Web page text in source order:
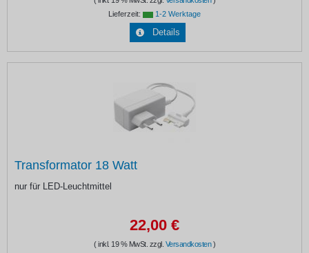
Lieferzeit:
1-2 Werktage
Details
Transformator 18 Watt
nur für LED-Leuchtmittel
22,00 €
( inkl. 19 % MwSt. zzgl. Versandkosten)